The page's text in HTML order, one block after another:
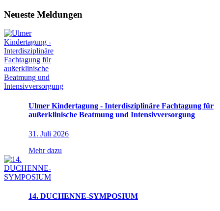
Neueste Meldungen
Ulmer Kindertagung - Interdisziplinäre Fachtagung für
außerklinische Beatmung und Intensivversorgung
31. Juli 2026
Mehr dazu
14. DUCHENNE-SYMPOSIUM